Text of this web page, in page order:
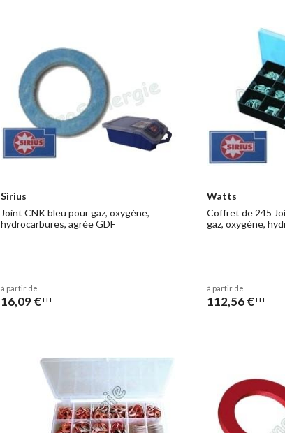
Sirius
Joint CNK bleu pour gaz, oxygène,
hydrocarbures, agrée GDF
à partir de
16,09 €HT
Watts
Coffret de 245
gaz, oxygène,
à partir de
112,56 €HT